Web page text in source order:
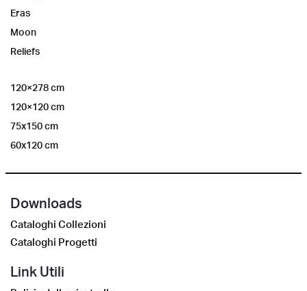
Eras
Moon
Reliefs
120×278 cm
120×120 cm
75x150 cm
60x120 cm
Downloads
Cataloghi Collezioni
Cataloghi Progetti
Link Utili